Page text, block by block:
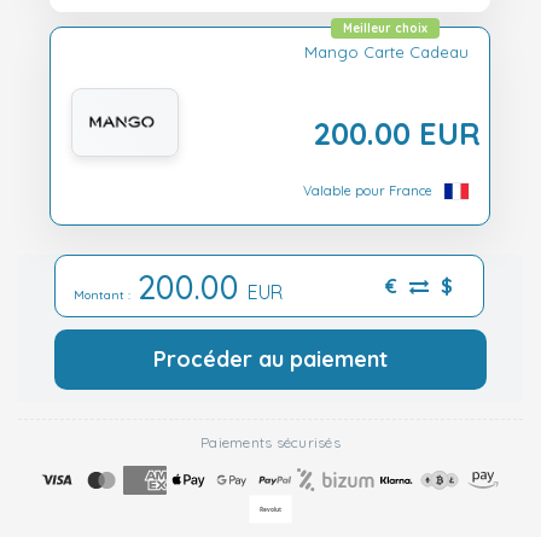
Mango Carte Cadeau
200.00 EUR
Meilleur choix
Valable pour France
Montant : 200.00 EUR € $
Procéder au paiement
Paiements sécurisés